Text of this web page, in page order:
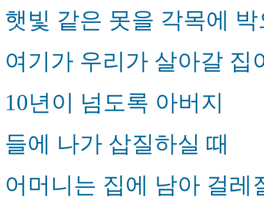
햇빛 같은 못을 각목에
여기가 우리가 살아갈 집
10년이 넘도록 아버지
들에 나가 삽질하실 때
어머니는 집에 남아 걸레